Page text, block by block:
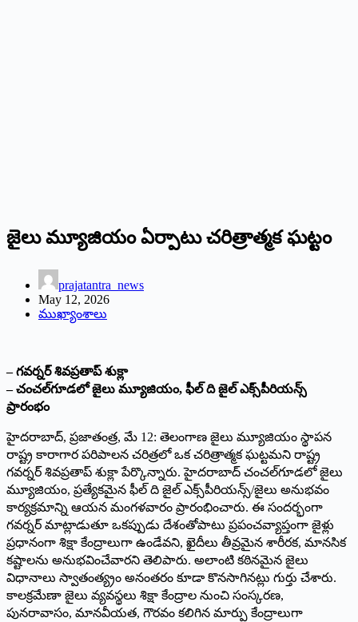
జైలు మ్యూజియం ఏర్పాటు చరిత్రాత్మక ఘట్టం
prajatantra_news
May 12, 2026
ముఖ్యాంశాలు
– గవర్నర్ శివప్రతాప్ శుక్లా
– చంచల్‌గూడలో జైలు మ్యూజియం, ఫీల్ ది జైల్ ఎక్స్‌పీరియన్స్
ప్రారంభం
హైదరాబాద్, ప్రజాతంత్ర, మే 12: తెలంగాణ జైలు మ్యూజియం స్థాపన
రాష్ట్ర కారాగార పరిపాలన చరిత్రలో ఒక చరిత్రాత్మక ఘట్టమని రాష్ట్ర
గవర్నర్ శివప్రతాప్ శుక్లా పేర్కొన్నారు. హైదరాబాద్ చంచల్‌గూడలో జైలు
మ్యూజియం, ప్రత్యేకమైన ఫీల్ ది జైల్ ఎక్స్‌పీరియన్స్/జైలు అనుభవం
కార్యక్రమాన్ని ఆయన మంగళవారం ప్రారంభించారు. ఈ సందర్భంగా
గవర్నర్ మాట్లాడుతూ ఒకప్పుడు దేశంతోపాటు ప్రపంచవ్యాప్తంగా జైళ్లు
ప్రధానంగా శిక్షా కేంద్రాలుగా ఉండేవని, ఖైదీలు తీవ్రమైన శారీరక, మానసిక
కష్టాలను అనుభవించేవారని తెలిపారు. అలాంటి కఠినమైన జైలు
విధానాలు స్వాతంత్య్రం అనంతరం కూడా కొనసాగినట్లు గుర్తు చేశారు.
కాలక్రమేణా జైలు వ్యవస్థలు శిక్షా కేంద్రాల నుంచి సంస్కరణ,
పునరావాసం, మానవీయత, గౌరవం కలిగిన మార్పు కేంద్రాలుగా